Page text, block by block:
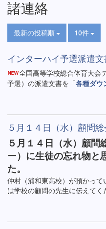
諸連絡
最新の投稿順 10件
インターハイ予選派遣
全国高等学校総合体育大会
予選）の派遣文書を「各種ダウ
５月１４日（水）顧問
５月１４日（水）顧問
ー）に生徒の忘れ物と
た。
仲村（浦和東高校）が預かっ
は学校の顧問の先生に伝えてく